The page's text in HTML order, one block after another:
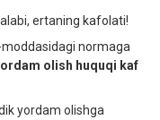
ertaning kafolati!
normaga
olish huquqi kaf
yordam olishga